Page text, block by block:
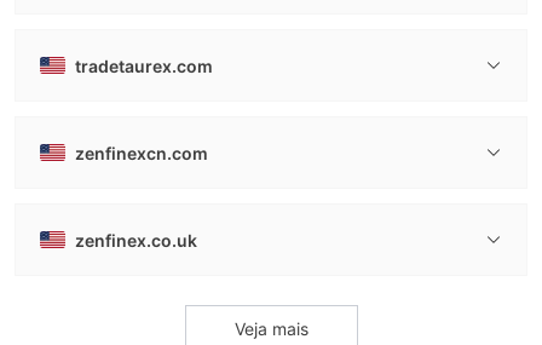
tradetaurex.com
zenfinexcn.com
zenfinex.co.uk
Veja mais